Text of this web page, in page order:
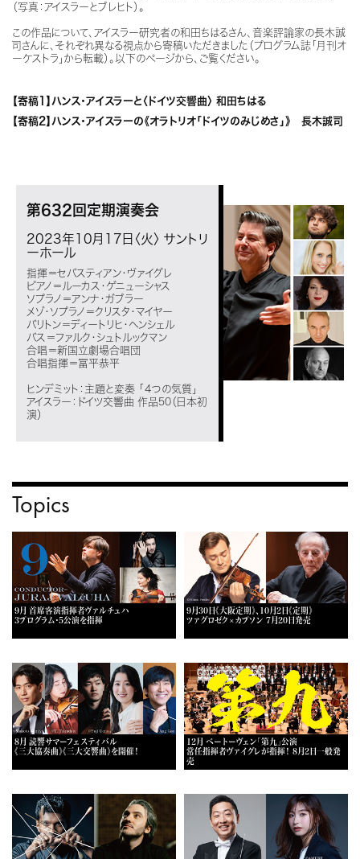
（写真：アイスラーとブレヒト）。
この作品について、アイスラー研究者の和田ちはるさん、音楽評論家の長木誠
司さんに、それぞれ異なる視点から寄稿いただきました（プログラム誌「月刊オ
ーケストラ」から転載）。以下のページから、ご覧ください。
【寄稿1】ハンス・アイスラーと〈ドイツ交響曲〉 和田ちはる
【寄稿2】ハンス・アイスラーの《オラトリオ「ドイツのみじめさ」》 長木誠司
第632回定期演奏会
2023年10月17日〈火〉 サントリ
ーホール
指揮＝セバスティアン・ヴァイグレ
ピアノ＝ルーカス・ゲニューシャス
ソプラノ＝アンナ・ガブラー
メゾ・ソプラノ＝クリスタ・マイヤー
バリトン＝ディートリヒ・ヘンシェル
バス＝ファルク・シュトルックマン
合唱＝新国立劇場合唱団
合唱指揮＝冨平恭平
ヒンデミット：主題と変奏 「４つの気質」
アイスラー：ドイツ交響曲 作品50（日本初
演）
Topics
9月 首席客演指揮者ヴァルチュハ
3プログラム・5公演を指揮
9月30日《大阪定期》、10月2日《定期》
ツァグロゼク×カプソン 7月20日発売
8月 読響サマーフェスティバル
《三大協奏曲》《三大交響曲》を開催！
12月 ベートーヴェン「第九」公演
常任指揮者ヴァイグレが指揮！ 8月2日一般発
売